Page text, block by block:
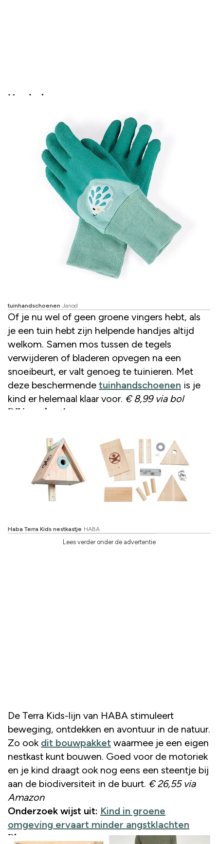
Handschoenen
tuinhandschoenen Janod
Of je nu wel of geen groene vingers hebt, als
je een tuin hebt zijn helpende handjes altijd
welkom. Samen mos tussen de tegels
verwijderen of bladeren opvegen na een
snoeibeurt, er valt genoeg te tuinieren. Met
deze beschermende tuinhandschoenen is je
kind er helemaal klaar voor. € 8,99 via bol
DIY nestkastje
Haba Terra Kids nestkastje HABA
Lees verder onder de advertentie
De Terra Kids-lijn van HABA stimuleert
beweging, ontdekken en avontuur in de natuur.
Zo ook dit bouwpakket waarmee je een eigen
nestkast kunt bouwen. Goed voor de motoriek
en je kind draagt ook nog eens een steentje bij
aan de biodiversiteit in de buurt. € 26,55 via
Amazon
Onderzoek wijst uit: Kind in groene
omgeving ervaart minder angstklachten
Bloemenpers